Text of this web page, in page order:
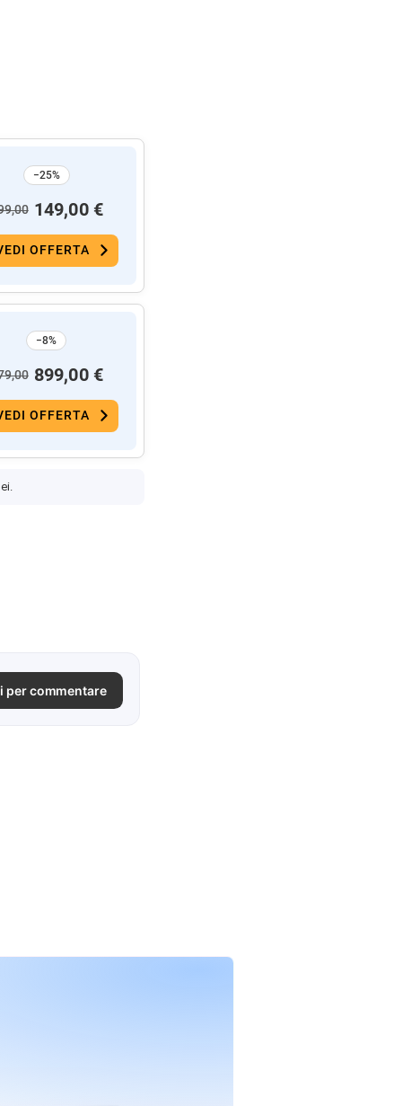
−25%
149,00 €
OFFERTA
−8%
899,00 €
OFFERTA
per commentare